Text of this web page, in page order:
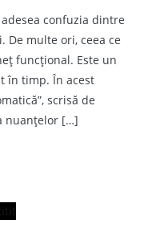
confuzia dintre
De multe ori, ceea ce
funcțional. Este un
în timp. În acest
scrisă de
nuanțelor […]